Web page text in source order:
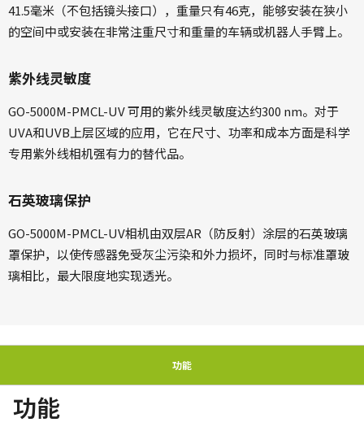
41.5毫米（不包括镜头接口），重量只有46克，能够安装在狭小
的空间中或安装在非常注重尺寸和重量的车辆或机器人手臂上。
紫外线灵敏度
GO-5000M-PMCL-UV 可用的紫外线灵敏度达约300 nm。对于
UVA和UVB上层区域的应用，它在尺寸、功率和成本方面是科学
专用紫外线相机强有力的替代品。
石英玻璃保护
GO-5000M-PMCL-UV相机由双层AR（防反射）涂层的石英玻璃
罩保护，以使传感器免受灰尘污染和外力损坏，同时与标准罩玻
璃相比，最大限度地实现透光。
功能
功能